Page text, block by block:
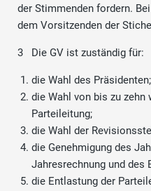
der Stimmenden fordern.
dem Vorsitzenden der
3 Die GV ist zuständig für:
die Wahl des Präsidenten;
die Wahl von bis zu
Parteileitung;
die Wahl der
die Genehmigung des
Jahresrechnung und des
die Entlastung der